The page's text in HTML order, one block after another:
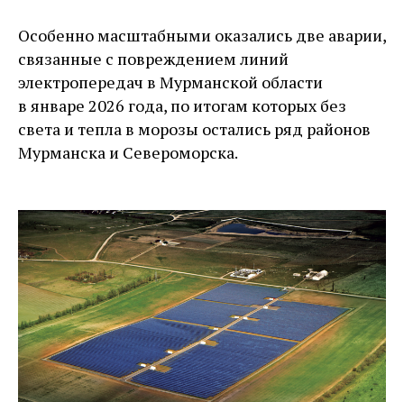
Особенно масштабными оказались две аварии,
связанные с повреждением линий
электропередач в Мурманской области
в январе 2026 года, по итогам которых без
света и тепла в морозы остались ряд районов
Мурманска и Североморска.